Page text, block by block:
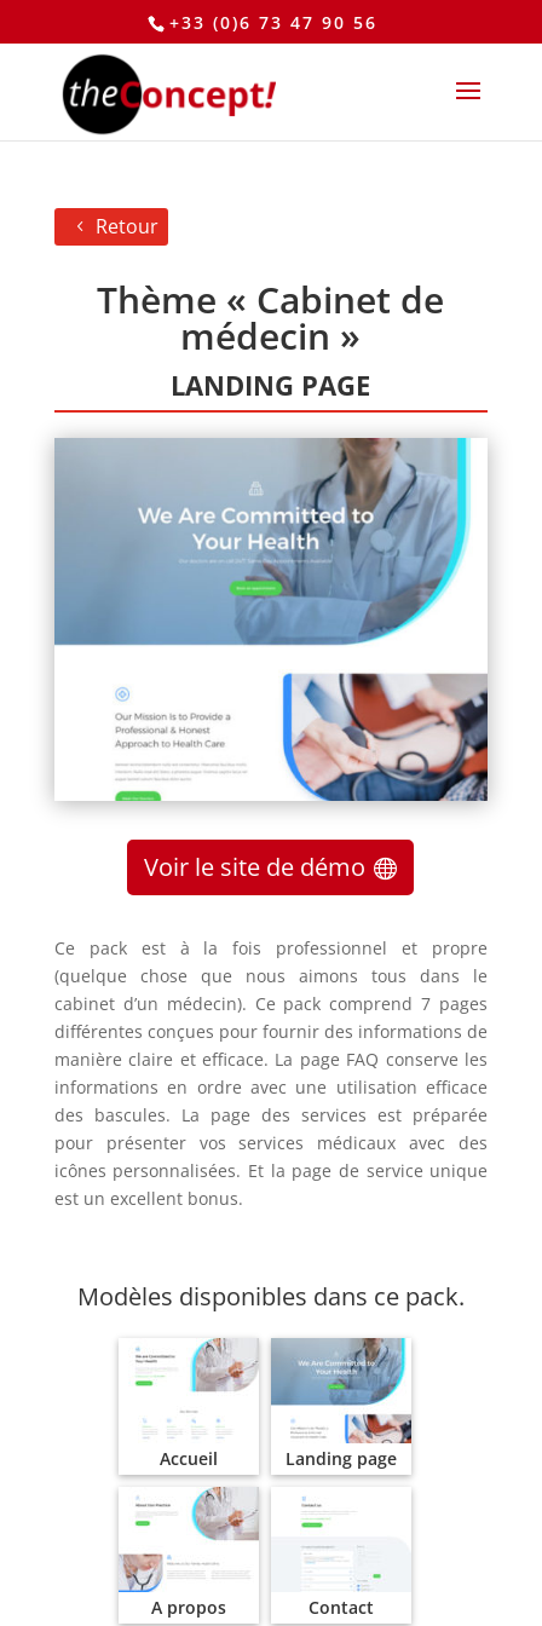
+33 (0)6 73 47 90 56
Retour
Thème « Cabinet de
médecin »
LANDING PAGE
Voir le site de démo
Ce pack est à la fois professionnel et propre
(quelque chose que nous aimons tous dans le
cabinet d’un médecin). Ce pack comprend 7 pages
différentes conçues pour fournir des informations de
manière claire et efficace. La page FAQ conserve les
informations en ordre avec une utilisation efficace
des bascules. La page des services est préparée
pour présenter vos services médicaux avec des
icônes personnalisées. Et la page de service unique
est un excellent bonus.
Modèles disponibles dans ce pack.
Accueil Landing page
A propos Contact